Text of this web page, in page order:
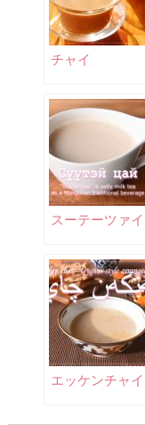
チャイ
スーテーツァイ
エッケンチャイ